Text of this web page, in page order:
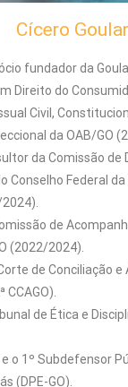
Cícero
fundador da
Direito do
Civil,
da OAB/GO
da Comissão de
Conselho Federal da
de
(2022/2024).
de Conciliação
CCAGO).
de Ética e
o 1º Subdefensor
(DPE-GO).